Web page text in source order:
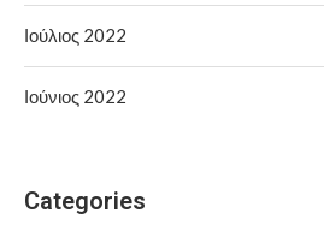
Ιούλιος 2022
Ιούνιος 2022
Categories